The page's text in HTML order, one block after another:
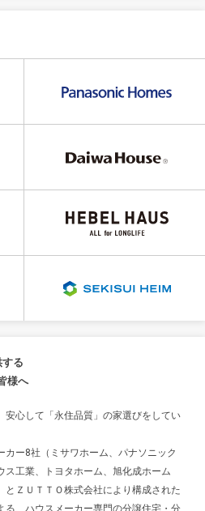
る
様へ
安心して「永住品質」の家選びをしてい
カー8社（ミサワホーム、パナソニック
ス工業、トヨタホーム、旭化成ホーム
とＺＵＴＴＯ株式会社により構成された